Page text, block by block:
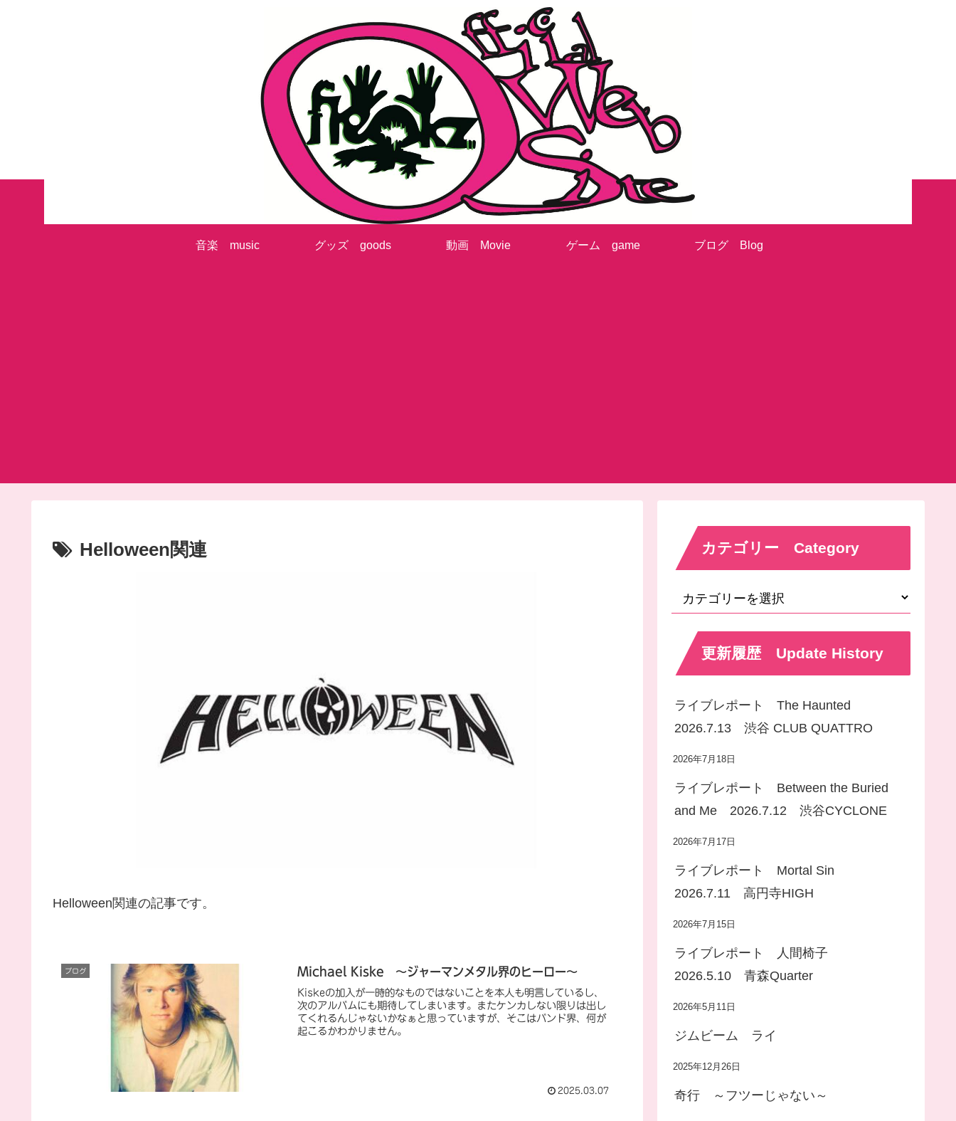
音楽 music グッズ goods 動画 Movie ゲーム game ブログ Blog
Helloween関連
Helloween関連の記事です。
ブログ Michael Kiske ～ジャーマンメタル界のヒーロー～
Kiskeの加入が一時的なものではないことを本人も明言しているし、
次のアルバムにも期待してしまいます。またケンカしない限りは出し
てくれるんじゃないかなぁと思っていますが、そこはバンド界、何が
起こるかわかりません。
2025.03.07
カテゴリー Category
更新履歴 Update History
ライブレポート The Haunted
2026.7.13 渋谷 CLUB QUATTRO
2026年7月18日
ライブレポート Between the Buried
and Me 2026.7.12 渋谷CYCLONE
2026年7月17日
ライブレポート Mortal Sin
2026.7.11 高円寺HIGH
2026年7月15日
ライブレポート 人間椅子
2026.5.10 青森Quarter
2026年5月11日
ジムビーム ライ
2025年12月26日
奇行 ～フツーじゃない～